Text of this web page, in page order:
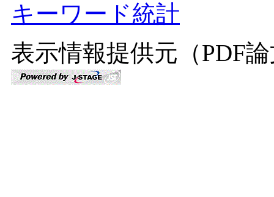
キーワード統計
表示情報提供元（PDF